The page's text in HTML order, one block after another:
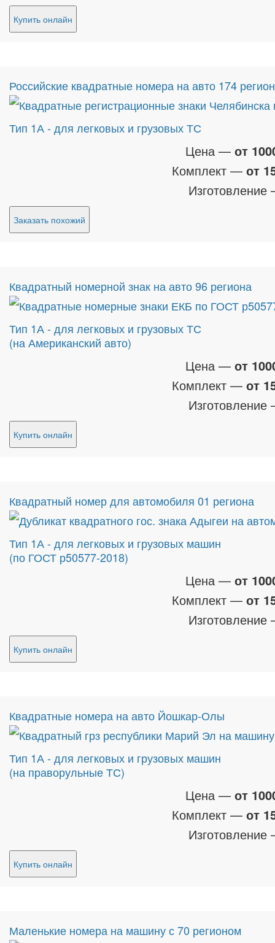
Купить онлайн
Российские квадратные номера на авто 174
Тип 1А - для легковых и грузовых ТС
Цена — от
Комплект — от
Заказать похожий
Квадратный номерной знак на авто 96 региона
Тип 1А - для легковых и грузовых ТС
(на Американский авто)
Цена — от
Комплект — от
Купить онлайн
Квадратный номер для автомобиля 01 региона
Тип 1А - для легковых и грузовых машин
(по ГОСТ р50577-2018)
Цена — от
Комплект — от
Купить онлайн
Квадратные номера на авто Йошкар-Олы
Тип 1А - для легковых и грузовых машин
(на праворульные ТС)
Цена — от
Комплект — от
Купить онлайн
Маленькие номера на машину с 70 регионом